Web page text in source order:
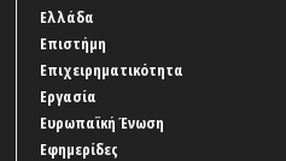
Ελλάδα
Επιστήμη
Επιχειρηματικότητα
Εργασία
Ευρωπαϊκή Ένωση
Εφημερίδες